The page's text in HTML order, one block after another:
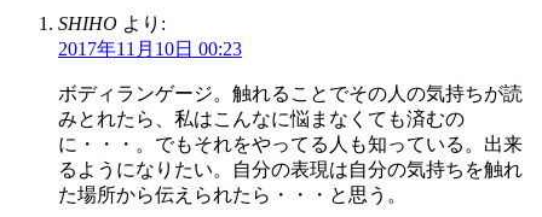
SHIHO より:
2017年11月10日 00:23
ボディランゲージ。触れることでその人の気持ちが読
みとれたら、私はこんなに悩まなくても済むの
に・・・。でもそれをやってる人も知っている。出来
るようになりたい。自分の表現は自分の気持ちを触れ
た場所から伝えられたら・・・と思う。